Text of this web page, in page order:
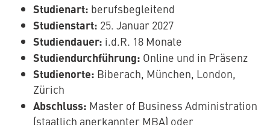
Studienart: berufsbegleitend
Studienstart: 25. Januar 2027
Studiendauer: i.d.R. 18 Monate
Studiendurchführung: Online und in Präsenz
Studienorte: Biberach, München, London,
Zürich
Abschluss: Master of Business Administration
(staatlich anerkannter MBA) oder